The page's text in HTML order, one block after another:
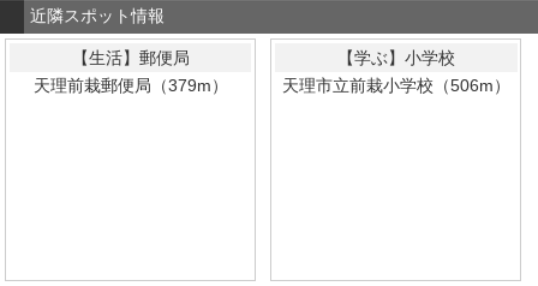
近隣スポット情報
【生活】郵便局
天理前栽郵便局（379m）
【学ぶ】小学校
天理市立前栽小学校（506m）